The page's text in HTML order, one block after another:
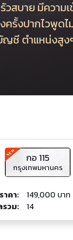
สบาย มีความ
รั้งปากไวพูดไ
ชี ตำแหน่งสูง
กอ 115
กรุงเทพมหานคร
ราคา:
149,000 บาท
รวม:
14